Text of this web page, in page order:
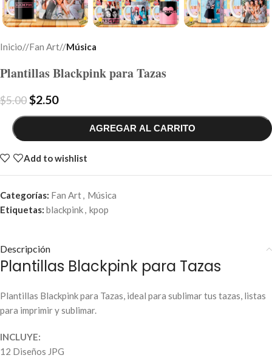
Inicio/ Fan Art/ Música
Plantillas Blackpink para Tazas
$5.00$2.50
AGREGAR AL CARRITO
Add to wishlist
Categorías: Fan Art, Música
Etiquetas: blackpink, kpop
Descripción
Plantillas Blackpink para Tazas
Plantillas Blackpink para Tazas, ideal para sublimar tus tazas, listas
para imprimir y sublimar.
INCLUYE:
12 Diseños JPG